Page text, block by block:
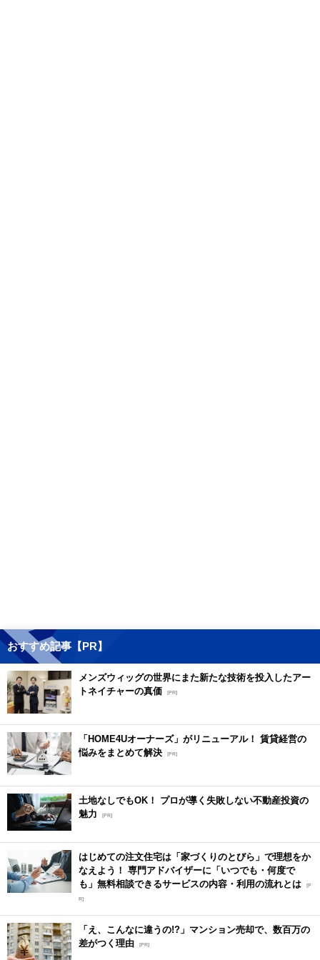
おすすめ記事【PR】
メンズウィッグの世界にまた新たな技術を投入したアー
トネイチャーの真価 [PR]
「HOME4Uオーナーズ」がリニューアル！ 賃貸経営の
悩みをまとめて解決 [PR]
土地なしでもOK！ プロが導く失敗しない不動産投資の
魅力
[PR]
はじめての注文住宅は「家づくりのとびら」で理想をか
なえよう！ 専門アドバイザーに「いつでも・何度で
も」無料相談できるサービスの内容・利用の流れとは [P
R]
「え、こんなに違うの!?」マンション売却で、数百万の
差がつく理由 [PR]